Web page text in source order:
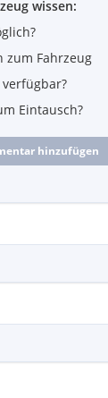
wissen:
zum Fahrzeug
Eintausch?
hinzufügen